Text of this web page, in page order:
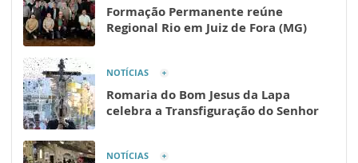
Formação Permanente reúne
Regional Rio em Juiz de Fora (MG)
NOTÍCIAS
Romaria do Bom Jesus da Lapa
celebra a Transfiguração do Senhor
NOTÍCIAS